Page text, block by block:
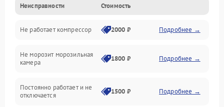
Механика
Электропитание
Дренаж
Неисправности Стоимость
Не работает компрессор 2000 ₽ Подробнее →
Не морозит морозильная
камера
1800 ₽ Подробнее →
Постоянно работает и не
отключается
1500 ₽ Подробнее →